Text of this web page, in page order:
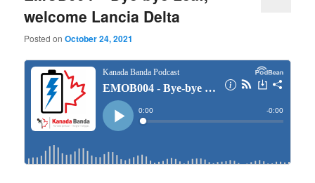
welcome Lancia Delta
Posted onOctober 24, 2021